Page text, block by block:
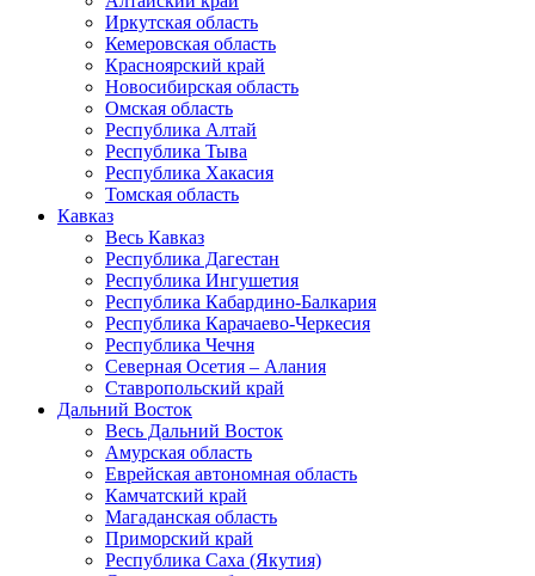
Иркутская область
Кемеровская область
Красноярский край
Новосибирская область
Омская область
Республика Алтай
Республика Тыва
Республика Хакасия
Томская область
Кавказ
Весь Кавказ
Республика Дагестан
Республика Ингушетия
Республика Кабардино-Балкария
Республика Карачаево-Черкесия
Республика Чечня
Северная Осетия – Алания
Ставропольский край
Дальний Восток
Весь Дальний Восток
Амурская область
Еврейская автономная область
Камчатский край
Магаданская область
Приморский край
Республика Саха (Якутия)